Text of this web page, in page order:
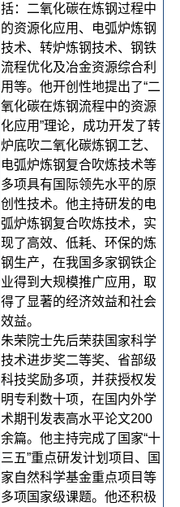
括：二氧化碳在炼钢过程中
的资源化应用、电弧炉炼钢
技术、转炉炼钢技术、钢铁
流程优化及冶金资源综合利
用等。他开创性地提出了“二
氧化碳在炼钢流程中的资源
化应用”理论，成功开发了转
炉底吹二氧化碳炼钢工艺、
电弧炉炼钢复合吹炼技术等
多项具有国际领先水平的原
创性技术。他主持研发的电
弧炉炼钢复合吹炼技术，实
现了高效、低耗、环保的炼
钢生产，在我国多家钢铁企
业得到大规模推广应用，取
得了显著的经济效益和社会
效益。
朱荣院士先后荣获国家科学
技术进步奖二等奖、省部级
科技奖励多项，并获授权发
明专利数十项，在国内外学
术期刊发表高水平论文200
余篇。他主持完成了国家“十
三五”重点研发计划项目、国
家自然科学基金重点项目等
多项国家级课题。他还积极